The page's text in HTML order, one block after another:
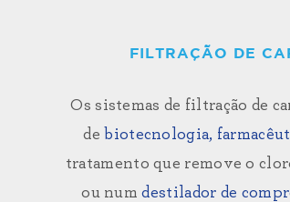
FILTRAÇÃO DE
Os sistemas de filtração de
de biotecnologia,
tratamento que remove o
ou num destilador de